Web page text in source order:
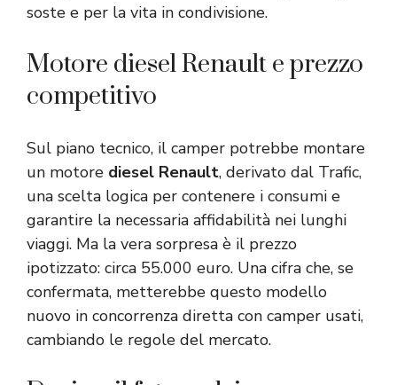
soste e per la vita in condivisione.
Motore diesel Renault e prezzo
competitivo
Sul piano tecnico, il camper potrebbe montare
un motore diesel Renault, derivato dal Trafic,
una scelta logica per contenere i consumi e
garantire la necessaria affidabilità nei lunghi
viaggi. Ma la vera sorpresa è il prezzo
ipotizzato: circa 55.000 euro. Una cifra che, se
confermata, metterebbe questo modello
nuovo in concorrenza diretta con camper usati,
cambiando le regole del mercato.